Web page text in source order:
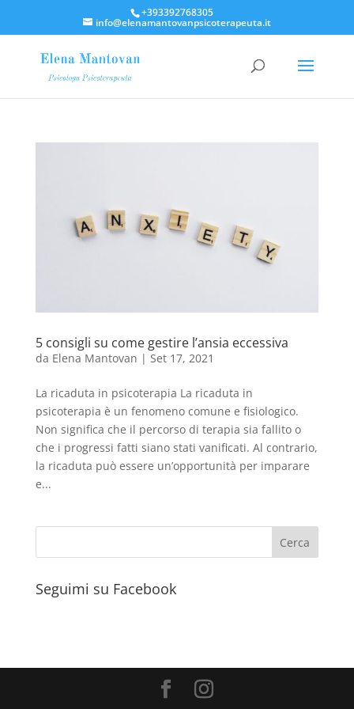
+393392768305
info@elenamantovanpsicoterapeuta.it
5 consigli su come gestire l’ansia eccessiva
da Elena Mantovan | Set 17, 2021
La ricaduta in psicoterapia La ricaduta in
psicoterapia è un fenomeno comune e fisiologico.
Non significa che il percorso di terapia sia fallito o
che i progressi fatti siano stati vanificati. Al contrario,
la ricaduta può essere un’opportunità per imparare
e...
Seguimi su Facebook